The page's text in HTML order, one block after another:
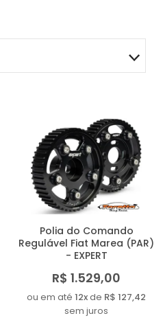
Polia do Comando
Regulável Fiat Marea (PAR)
- EXPERT
R$ 1.529,00
ou em até 12xde R$ 127,42
sem juros